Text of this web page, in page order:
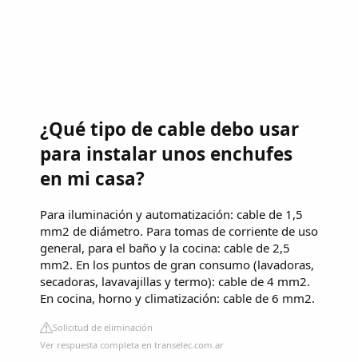
¿Qué tipo de cable debo usar
para instalar unos enchufes
en mi casa?
Para iluminación y automatización: cable de 1,5
mm2 de diámetro. Para tomas de corriente de uso
general, para el baño y la cocina: cable de 2,5
mm2. En los puntos de gran consumo (lavadoras,
secadoras, lavavajillas y termo): cable de 4 mm2.
En cocina, horno y climatización: cable de 6 mm2.
Solicitud de eliminación
Ver respuesta completa en transelec.com.ar